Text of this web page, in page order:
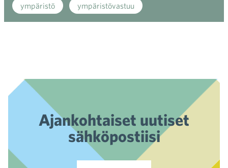
ympäristö ympäristövastuu
Ajankohtaiset uutiset
sähköpostiisi